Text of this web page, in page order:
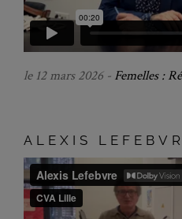
le 12 mars 2026 - Femelles :
ALEXIS